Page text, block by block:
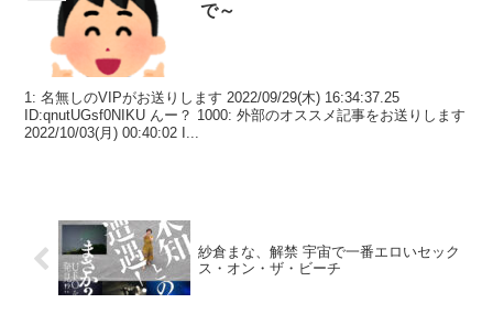
で～
1: 名無しのVIPがお送りします 2022/09/29(木) 16:34:37.25
ID:qnutUGsf0NIKU んー？ 1000: 外部のオススメ記事をお送りします
2022/10/03(月) 00:40:02 I...
紗倉まな、解禁 宇宙で一番エロいセック
ス・オン・ザ・ビーチ